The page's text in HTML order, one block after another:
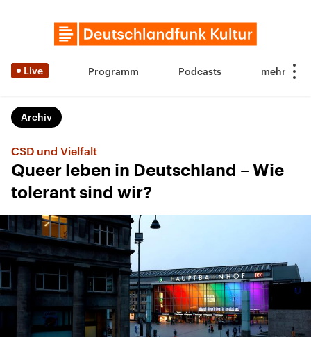
Live Programm Podcasts
Archiv
CSD und Vielfalt
Queer leben in Deutschland – Wie
tolerant sind wir?